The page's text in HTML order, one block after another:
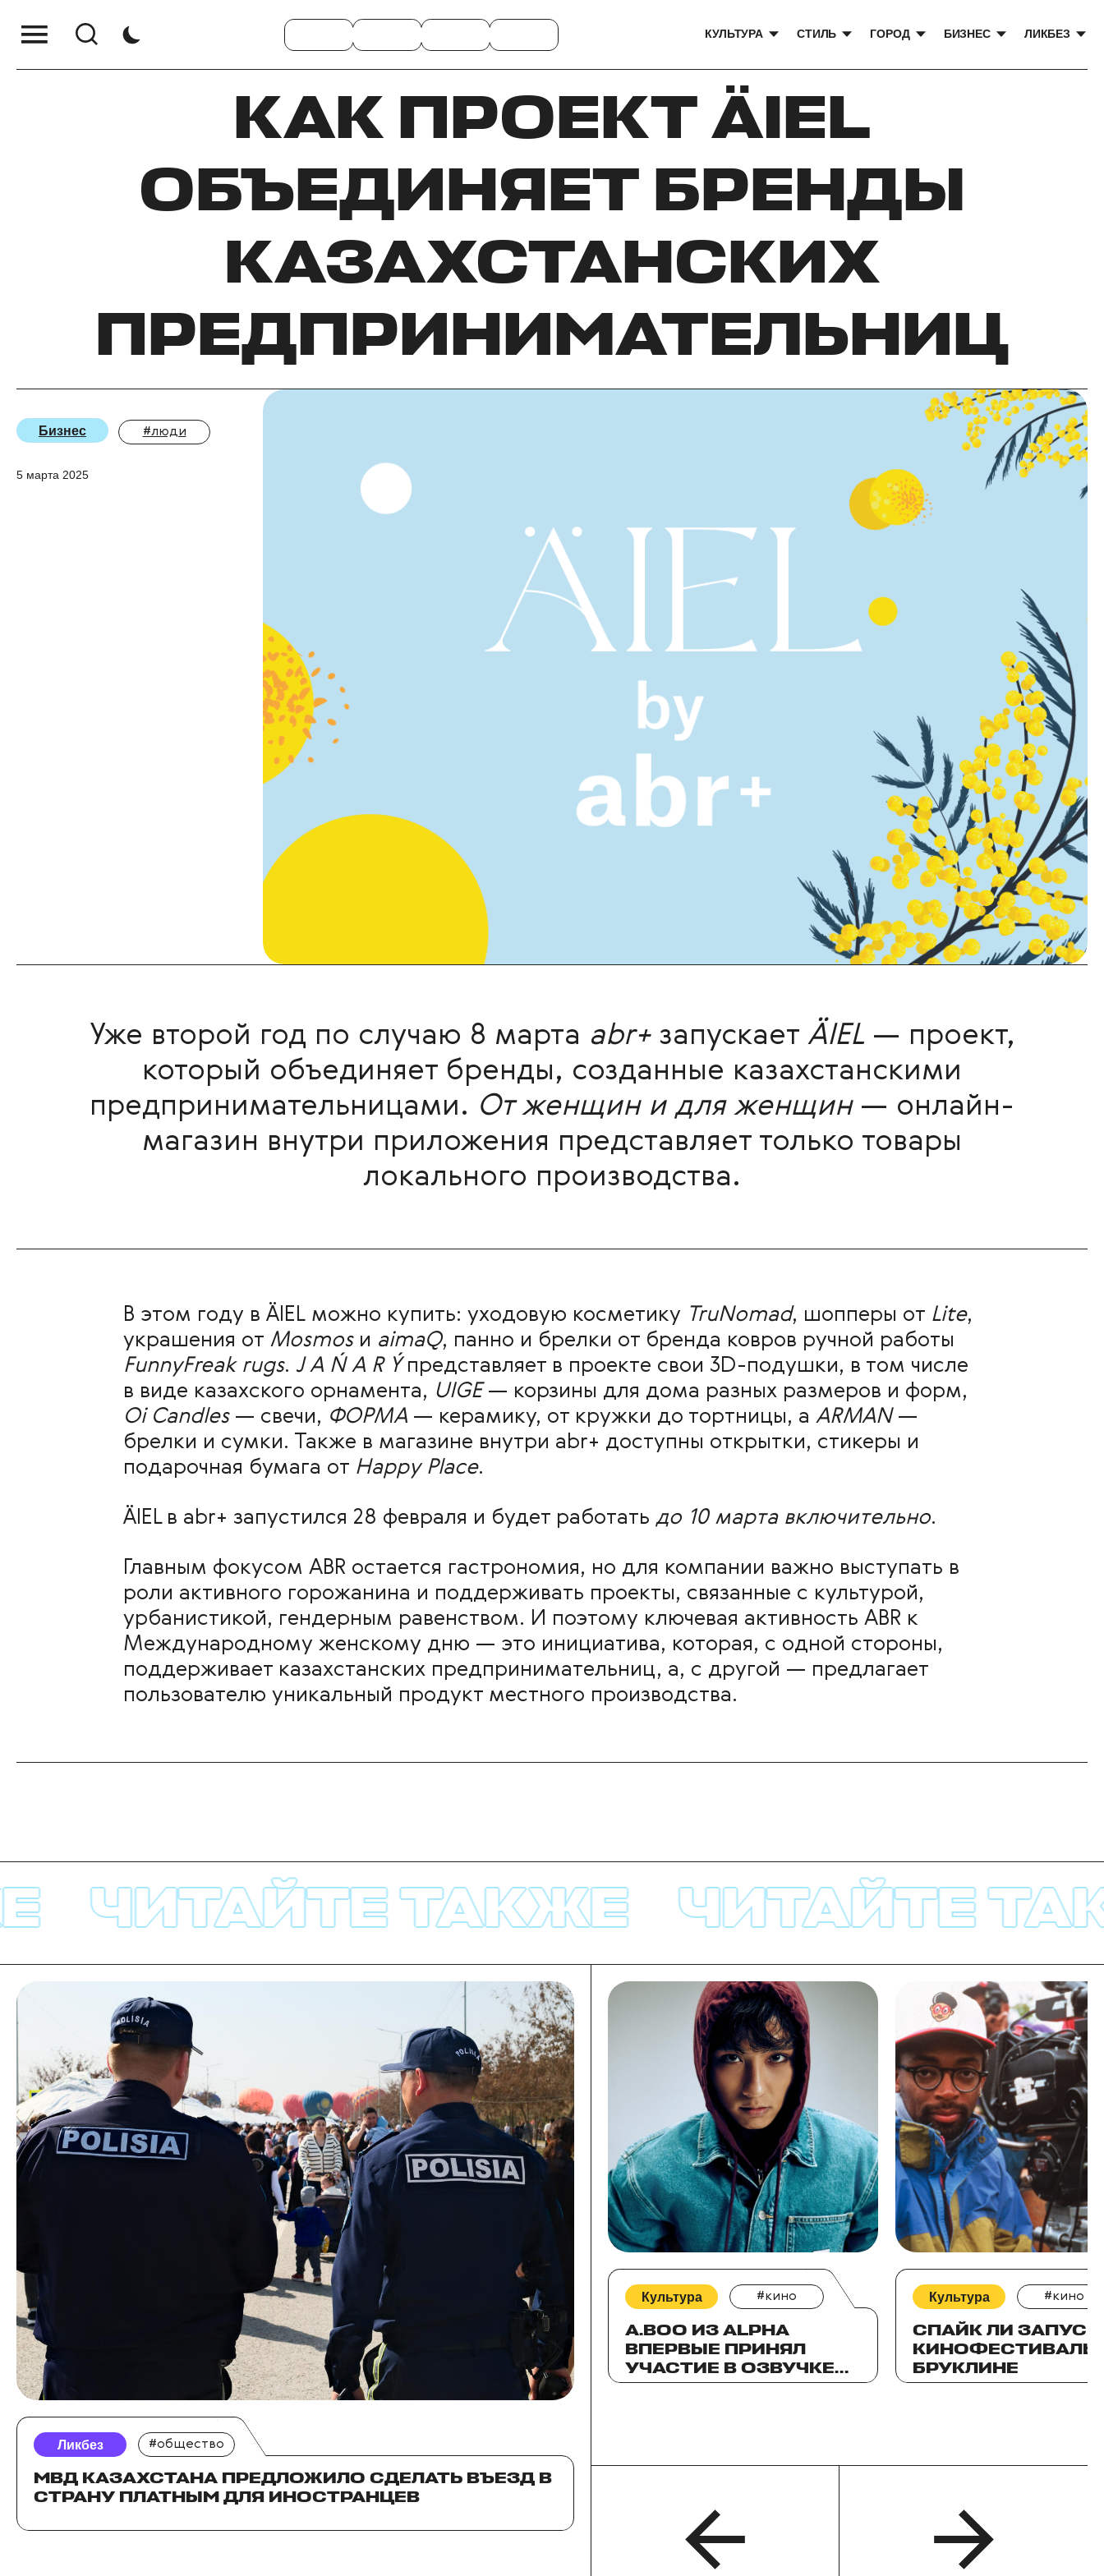
КУЛЬТУРА СТИЛЬ ГОРОД БИЗНЕС ЛИКБЕЗ
КАК ПРОЕКТ ÄIEL
ОБЪЕДИНЯЕТ БРЕНДЫ
КАЗАХСТАНСКИХ
ПРЕДПРИНИМАТЕЛЬНИЦ
Бизнес #люди
5 марта 2025
Уже второй год по случаю 8 марта abr+запускает ÄIEL— проект,
который объединяет бренды, созданные казахстанскими
предпринимательницами. От женщин и для женщин— онлайн-
магазин внутри приложения представляет только товары
локального производства.
В этом году в ÄIEL можно купить: уходовую косметику TruNomad, шопперы от Lite,
украшения от Mosmosи aimaQ, панно и брелки от бренда ковров ручной работы
FunnyFreak rugs. J A Ń A R Ýпредставляет в проекте свои 3D-подушки, в том числе
в виде казахского орнамента, UIGE— корзины для дома разных размеров и форм,
Oi Candles— свечи, ФОРМА— керамику, от кружки до тортницы, а ARMAN—
брелки и сумки. Также в магазине внутри abr+ доступны открытки, стикеры и
подарочная бумага от Happy Place.
ÄIEL в abr+ запустился 28 февраля и будет работать до 10 марта включительно.
Главным фокусом ABR остается гастрономия, но для компании важно выступать в
роли активного горожанина и поддерживать проекты, связанные с культурой,
урбанистикой, гендерным равенством. И поэтому ключевая активность ABR к
Международному женскому дню — это инициатива, которая, с одной стороны,
поддерживает казахстанских предпринимательниц, а, с другой — предлагает
пользователю уникальный продукт местного производства.
ТАКЖЕ ЧИТАЙТЕ ТАКЖЕ
Ликбез #общество
МВД КАЗАХСТАНА ПРЕДЛОЖИЛО СДЕЛАТЬ ВЪЕЗД В
СТРАНУ ПЛАТНЫМ ДЛЯ ИНОСТРАНЦЕВ
Культура #кино
A.BOO ИЗ ALPHA
ВПЕРВЫЕ ПРИНЯЛ
УЧАСТИЕ В ОЗВУЧКЕ
КИНО
Культура #кино
СПАЙК ЛИ
КИНОФЕСТИВАЛЬ
БРУКЛИНЕ